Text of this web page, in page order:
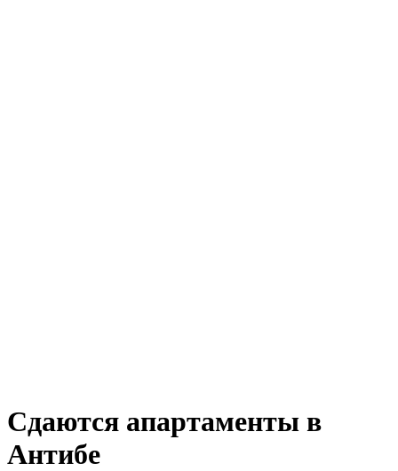
Сдаются апартаменты в
Антибе